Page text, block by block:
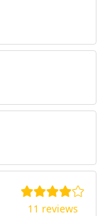
11 reviews